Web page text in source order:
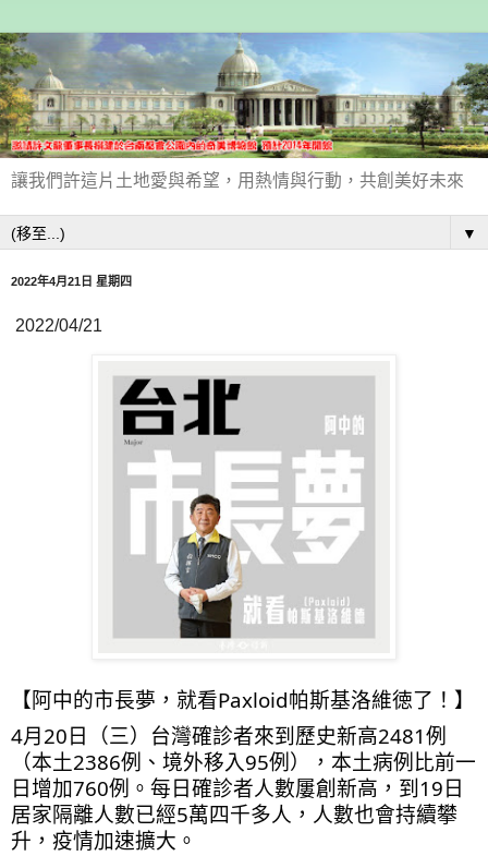
讓我們許這片土地愛與希望，用熱情與行動，共創美好未來
▼
2022年4月21日 星期四
2022/04/21
【阿中的市長夢，就看Paxloid帕斯基洛維徳了！】
4月20日（三）台灣確診者來到歷史新高2481例
（本土2386例、境外移入95例），本土病例比前一
日增加760例。每日確診者人數屢創新高，到19日
居家隔離人數已經5萬四千多人，人數也會持續攀
升，疫情加速擴大。